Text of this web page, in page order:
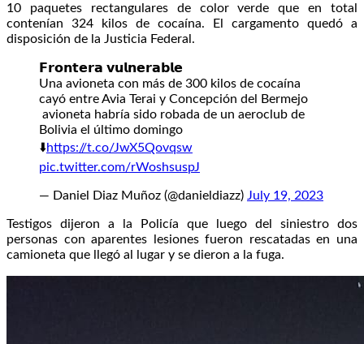
10 paquetes rectangulares de color verde que en total
contenían 324 kilos de cocaína. El cargamento quedó a
disposición de la Justicia Federal.
𝗙𝗿𝗼𝗻𝘁𝗲𝗿𝗮 𝘃𝘂𝗹𝗻𝗲𝗿𝗮𝗯𝗹𝗲
Una avioneta con más de 300 kilos de cocaína
cayó entre Avia Terai y Concepción del Bermejo
avioneta habría sido robada de un aeroclub de
Bolivia el último domingo
⬇️https://t.co/JwX5Qovqsw
pic.twitter.com/rWoshsuspJ
— Daniel Diaz Muñoz (@danieldiazz) July 19, 2023
Testigos dijeron a la Policía que luego del siniestro dos
personas con aparentes lesiones fueron rescatadas en una
camioneta que llegó al lugar y se dieron a la fuga.